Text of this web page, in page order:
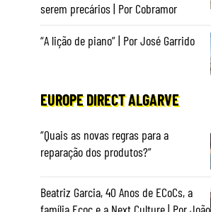
serem precários | Por Cobramor
“A lição de piano” | Por José Garrido
EUROPE DIRECT ALGARVE
“Quais as novas regras para a
reparação dos produtos?”
Beatriz Garcia, 40 Anos de ECoCs, a